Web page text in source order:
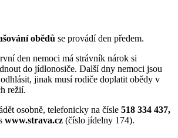
obědů se provádí den předem.
den nemoci má strávník nárok si
do jídlonosiče. Další dny nemoci jsou
jinak musí rodiče doplatit obědy v
režií.
osobně, telefonicky na čísle 518 334 437,
www.strava.cz (číslo jídelny 174).